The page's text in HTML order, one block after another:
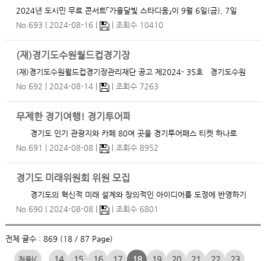
2024년 도시민 무료 콘서트「가을달빛 스타디움」이 9월 6일(금), 7일
(토) 양일간 수원월드컵경기장 중앙광장 일대에서 진행됩니다. 많은 관
No.693 2024-08-16 조회수 10410
(재)경기도수원월드컵경기장관리재단 직원 채용 공고
(재)경기도수원월드컵경기장관리재단 공고 제2024- 35호 경기도수원
월드컵경기장관리재단은 경기도와 수원시에서 출연한 재단법인으로 도·
시고…
No.692 2024-08-14 조회수 7263
무제한 경기여행! 경기투어패스
끝! 경기도와 경기관광공사가 도내 관광시설 85곳을 자유롭게 이용할
No.691 2024-08-08 조회수 8952
경기도 미래위원회 위원 모집
위하여 아래와 같이 경기도지사 직속 경기도 미래위원회 위원을 모집하고
No.690 2024-08-08 조회수 6801
전체 글수 : 869 (18 / 87 Page)
|<